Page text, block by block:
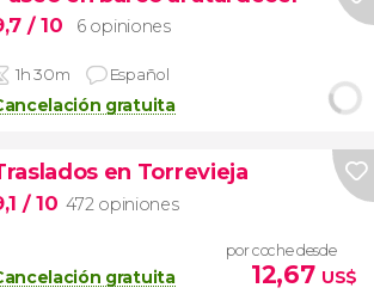
/ 10 6 opiniones
1h 30m Español
gratuita
en Torrevieja
/ 10 472 opiniones
gratuita
por coche desde
12,67 US$